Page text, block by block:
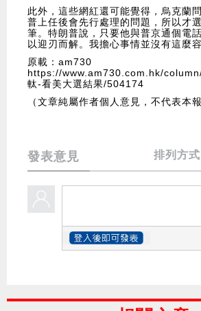
此外，這些網紅還可能覺得，烏克蘭
普上任後會先行處理的問題，所以才
筆。特朗普說，只要他與普京通個電
以迎刃而解。我擔心事情並沒有這麼容
原載：am730
https://www.am730.com.hk/
軚-看美大選結果/504174
（文章純屬作者個人意見，不代表本
發表意見 排列方